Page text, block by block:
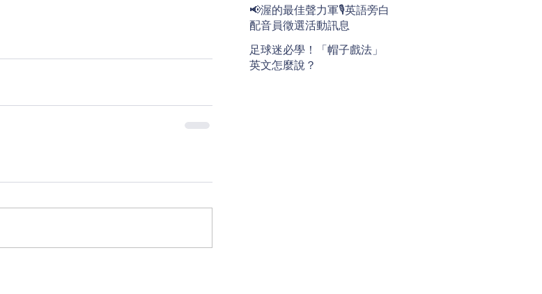
📢渥的最佳聲力軍🎙️英語旁白
配音員徵選活動訊息
足球迷必學！「帽子戲法」
英文怎麼說？